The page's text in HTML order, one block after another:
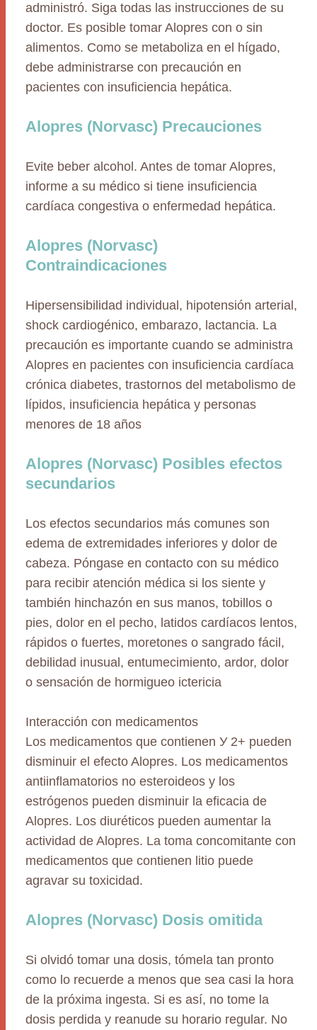
administró. Siga todas las instrucciones de su
doctor. Es posible tomar Alopres con o sin
alimentos. Como se metaboliza en el hígado,
debe administrarse con precaución en
pacientes con insuficiencia hepática.
Alopres (Norvasc) Precauciones
Evite beber alcohol. Antes de tomar Alopres,
informe a su médico si tiene insuficiencia
cardíaca congestiva o enfermedad hepática.
Alopres (Norvasc)
Contraindicaciones
Hipersensibilidad individual, hipotensión arterial,
shock cardiogénico, embarazo, lactancia. La
precaución es importante cuando se administra
Alopres en pacientes con insuficiencia cardíaca
crónica diabetes, trastornos del metabolismo de
lípidos, insuficiencia hepática y personas
menores de 18 años
Alopres (Norvasc) Posibles efectos
secundarios
Los efectos secundarios más comunes son
edema de extremidades inferiores y dolor de
cabeza. Póngase en contacto con su médico
para recibir atención médica si los siente y
también hinchazón en sus manos, tobillos o
pies, dolor en el pecho, latidos cardíacos lentos,
rápidos o fuertes, moretones o sangrado fácil,
debilidad inusual, entumecimiento, ardor, dolor
o sensación de hormigueo ictericia
Interacción con medicamentos
Los medicamentos que contienen У 2+ pueden
disminuir el efecto Alopres. Los medicamentos
antiinflamatorios no esteroideos y los
estrógenos pueden disminuir la eficacia de
Alopres. Los diuréticos pueden aumentar la
actividad de Alopres. La toma concomitante con
medicamentos que contienen litio puede
agravar su toxicidad.
Alopres (Norvasc) Dosis omitida
Si olvidó tomar una dosis, tómela tan pronto
como lo recuerde a menos que sea casi la hora
de la próxima ingesta. Si es así, no tome la
dosis perdida y reanude su horario regular. No